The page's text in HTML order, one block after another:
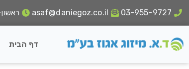
03-955-9727
asaf@daniegoz.co.il ראשון-
דף הבית